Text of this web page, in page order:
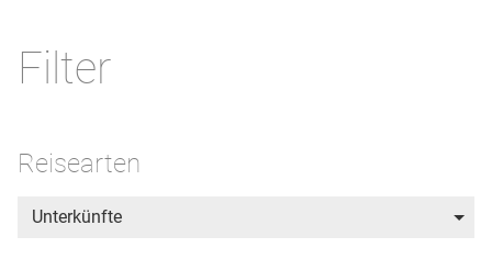
Filter
Reisearten
Unterkünfte